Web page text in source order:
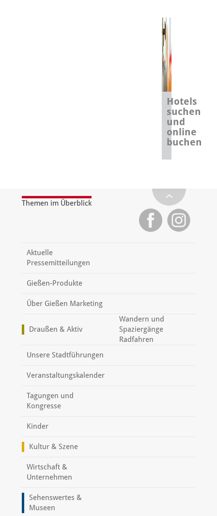
Hotels
suchen
und
online
buchen
Themen im Überblick
Aktuelle
Pressemitteilungen
Gießen-Produkte
Über Gießen Marketing
Draußen & Aktiv
Wandern und
Spaziergänge
Radfahren
Unsere Stadtführungen
Veranstaltungskalender
Tagungen und
Kongresse
Kinder
Kultur & Szene
Wirtschaft &
Unternehmen
Sehenswertes &
Museen